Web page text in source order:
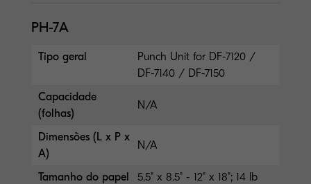
PH-7A
Tipo geral
Punch Unit for DF-7120 /
DF-7140 / DF-7150
Capacidade
(folhas)
N/A
Dimensões (L x P x
A)
N/A
Tamanho do papel
5.5" x 8.5" - 12" x 18"; 14 lb